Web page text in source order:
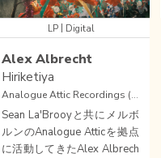
LP| Digital
Alex Albrecht
Hiriketiya
Analogue Attic Recordings (AUS)
Sean La'Brooyと共にメルボ
ルンのAnalogue Atticを拠点
に活動してきたAlex Albrech